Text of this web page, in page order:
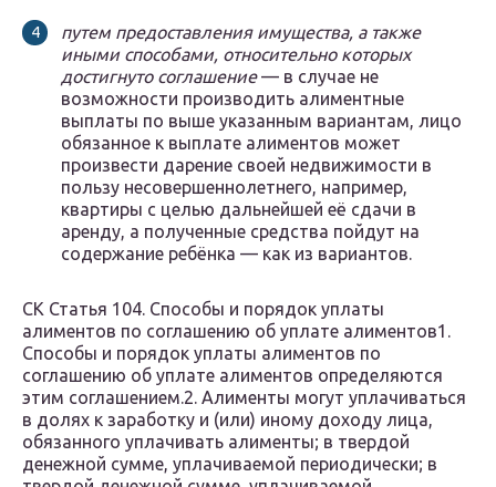
путем предоставления имущества, а также
иными способами, относительно которых
достигнуто соглашение— в случае не
возможности производить алиментные
выплаты по выше указанным вариантам, лицо
обязанное к выплате алиментов может
произвести дарение своей недвижимости в
пользу несовершеннолетнего, например,
квартиры с целью дальнейшей её сдачи в
аренду, а полученные средства пойдут на
содержание ребёнка — как из вариантов.
СК Статья 104. Способы и порядок уплаты
алиментов по соглашению об уплате алиментов1.
Способы и порядок уплаты алиментов по
соглашению об уплате алиментов определяются
этим соглашением.2. Алименты могут уплачиваться
в долях к заработку и (или) иному доходу лица,
обязанного уплачивать алименты; в твердой
денежной сумме, уплачиваемой периодически; в